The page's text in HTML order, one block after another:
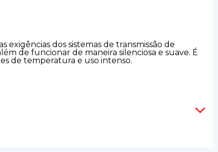
dos sistemas de transmissão de
de funcionar de maneira silenciosa e suave. É
de temperatura e uso intenso.